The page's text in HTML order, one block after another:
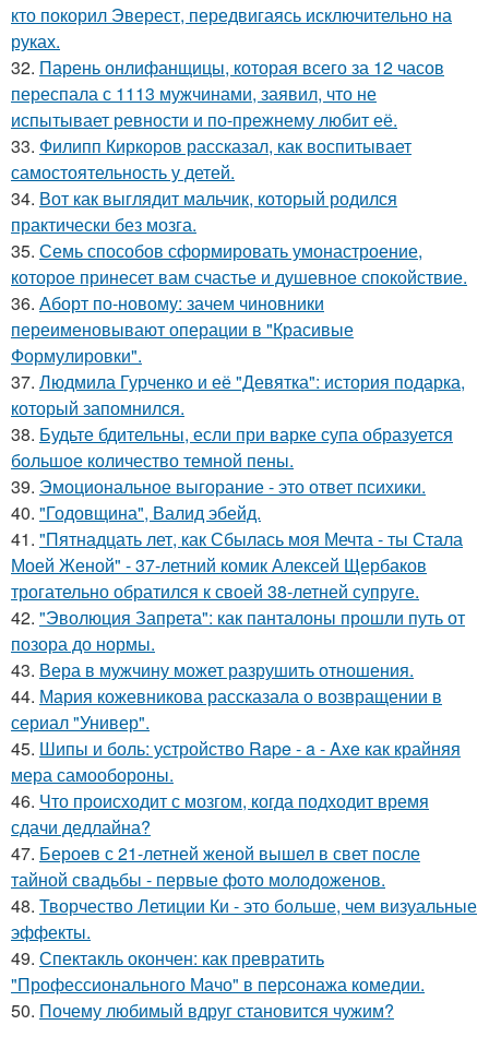
кто покорил Эверест, передвигаясь исключительно на
руках.
32. Парень онлифанщицы, которая всего за 12 часов
переспала с 1113 мужчинами, заявил, что не
испытывает ревности и по-прежнему любит её.
33. Филипп Киркоров рассказал, как воспитывает
самостоятельность у детей.
34. Вот как выглядит мальчик, который родился
практически без мозга.
35. Семь способов сформировать умонастроение,
которое принесет вам счастье и душевное спокойствие.
36. Аборт по-новому: зачем чиновники
переименовывают операции в "Красивые
Формулировки".
37. Людмила Гурченко и её "Девятка": история подарка,
который запомнился.
38. Будьте бдительны, если при варке супа образуется
большое количество темной пены.
39. Эмоциональное выгорание - это ответ психики.
40. "Годовщина", Валид эбейд.
41. "Пятнадцать лет, как Сбылась моя Мечта - ты Стала
Моей Женой" - 37-летний комик Алексей Щербаков
трогательно обратился к своей 38-летней супруге.
42. "Эволюция Запрета": как панталоны прошли путь от
позора до нормы.
43. Вера в мужчину может разрушить отношения.
44. Мария кожевникова рассказала о возвращении в
сериал "Универ".
45. Шипы и боль: устройство Rape - a - Axe как крайняя
мера самообороны.
46. Что происходит с мозгом, когда подходит время
сдачи дедлайна?
47. Бероев с 21-летней женой вышел в свет после
тайной свадьбы - первые фото молодоженов.
48. Творчество Летиции Ки - это больше, чем визуальные
эффекты.
49. Спектакль окончен: как превратить
"Профессионального Мачо" в персонажа комедии.
50. Почему любимый вдруг становится чужим?